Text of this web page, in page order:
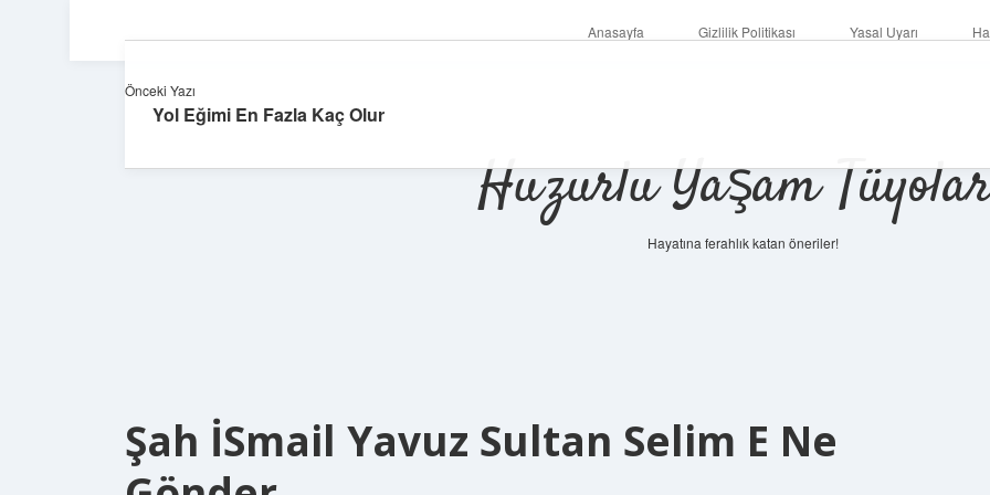
Anasayfa Gizlilik Politikası Yasal Uyarı
Huzurlu Yaşam
Hayatına ferahlık katan öneriler!
Şah İSmail Yavuz Sultan Selim E Ne
Önceki Yazı
Yol Eğimi En Fazla Kaç Olur